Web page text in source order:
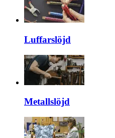
Luffarslöjd
Metallslöjd